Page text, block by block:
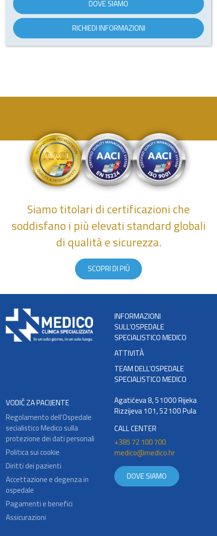
DOVE SIAMO
RICHIEDI INFORMAZIONI
Siamo titolari di certificazioni che
soddisfano i più elevati standard globali
di qualità e sicurezza.
SCOPRI DI PIÙ
INFORMAZIONI
SULL’OSPEDALE
SPECIALISTICO MEDICO
ATTIVITÀ
TEAM DELL’OSPEDALE
SPECIALISTICO MEDICO
VODIČ ZA PACIJENTE
Regolamento dell’Ospedale
secialistico Medico sulla
protezione dei dati personali
Politica sui cookie
Diritti dei pazienti
Accettazione e degenza in
ospedale
Pagamenti e benefici
Assicurazioni
Agatićeva 8, 51000 Rijeka
Rizzijeva 101, 52100 Pula
CALL CENTER
+385 72 100 700
medico@medico.hr
DOVE SIAMO